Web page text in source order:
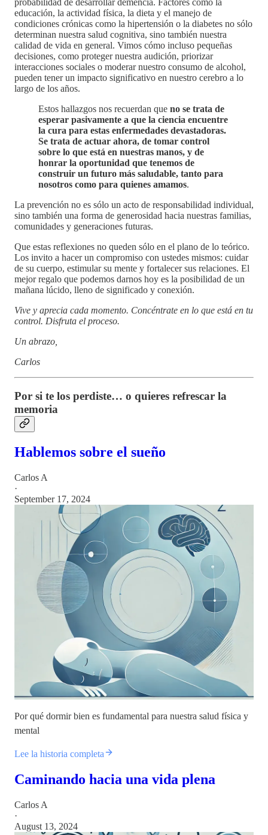
probabilidad de desarrollar demencia. Factores como la
educación, la actividad física, la dieta y el manejo de
condiciones crónicas como la hipertensión o la diabetes no sólo
determinan nuestra salud cognitiva, sino también nuestra
calidad de vida en general. Vimos cómo incluso pequeñas
decisiones, como proteger nuestra audición, priorizar
interacciones sociales o moderar nuestro consumo de alcohol,
pueden tener un impacto significativo en nuestro cerebro a lo
largo de los años.
Estos hallazgos nos recuerdan que no se trata de
esperar pasivamente a que la ciencia encuentre
la cura para estas enfermedades devastadoras.
Se trata de actuar ahora, de tomar control
sobre lo que está en nuestras manos, y de
honrar la oportunidad que tenemos de
construir un futuro más saludable, tanto para
nosotros como para quienes amamos.
La prevención no es sólo un acto de responsabilidad individual,
sino también una forma de generosidad hacia nuestras familias,
comunidades y generaciones futuras.
Que estas reflexiones no queden sólo en el plano de lo teórico.
Los invito a hacer un compromiso con ustedes mismos: cuidar
de su cuerpo, estimular su mente y fortalecer sus relaciones. El
mejor regalo que podemos darnos hoy es la posibilidad de un
mañana lúcido, lleno de significado y conexión.
Vive y aprecia cada momento. Concéntrate en lo que está en tu
control. Disfruta el proceso.
Un abrazo,
Carlos
Por si te los perdiste… o quieres refrescar la
memoria
Hablemos sobre el sueño
Carlos A
·
September 17, 2024
Por qué dormir bien es fundamental para nuestra salud física y
mental
Lee la historia completa
Caminando hacia una vida plena
Carlos A
·
August 13, 2024